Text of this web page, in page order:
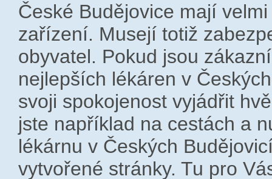
České Budějovice mají
zařízení. Musejí totiž
obyvatel. Pokud jsou
nejlepších lékáren v
svoji spokojenost vyjádřit
jste například na cestách a
lékárnu v Českých
vytvořené stránky. Tu pro